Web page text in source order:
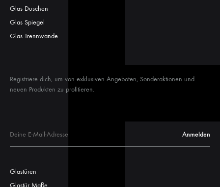
Glas Duschen
Glas Spiegel
Glas Trennwände
Registriere dich, um von exklusiven Angeboten, Sonderaktionen und
neuen Produkten zu profitieren.
Glastüren